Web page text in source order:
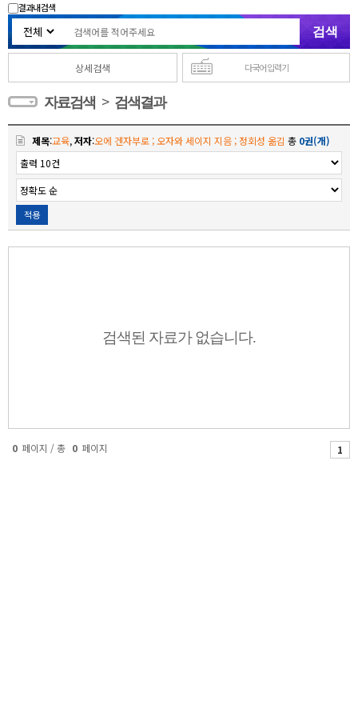
결과내 검색
상세검색 다국어 입력기
자료검색 > 검색결과
제목:교육,저자:오에 겐자부로 ; 오자와 세이지 지음 ; 정회성 옮김 총 0권(개)
적용
검색된 자료가 없습니다.
0 페이지 / 총 0 페이지 1